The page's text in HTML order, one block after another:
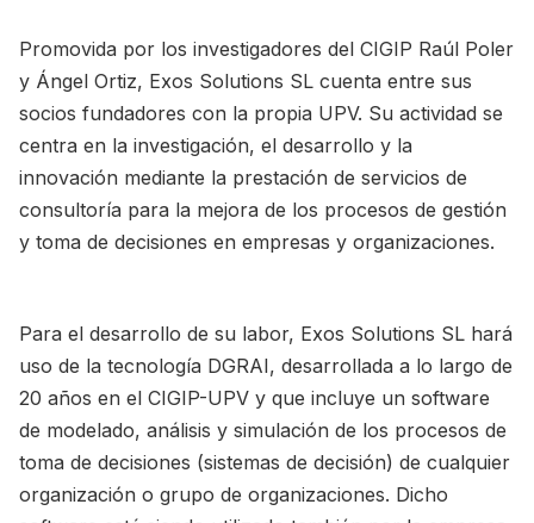
Promovida por los investigadores del CIGIP Raúl Poler
y Ángel Ortiz, Exos Solutions SL cuenta entre sus
socios fundadores con la propia UPV. Su actividad se
centra en la investigación, el desarrollo y la
innovación mediante la prestación de servicios de
consultoría para la mejora de los procesos de gestión
y toma de decisiones en empresas y organizaciones.
Para el desarrollo de su labor, Exos Solutions SL hará
uso de la tecnología DGRAI, desarrollada a lo largo de
20 años en el CIGIP-UPV y que incluye un software
de modelado, análisis y simulación de los procesos de
toma de decisiones (sistemas de decisión) de cualquier
organización o grupo de organizaciones. Dicho